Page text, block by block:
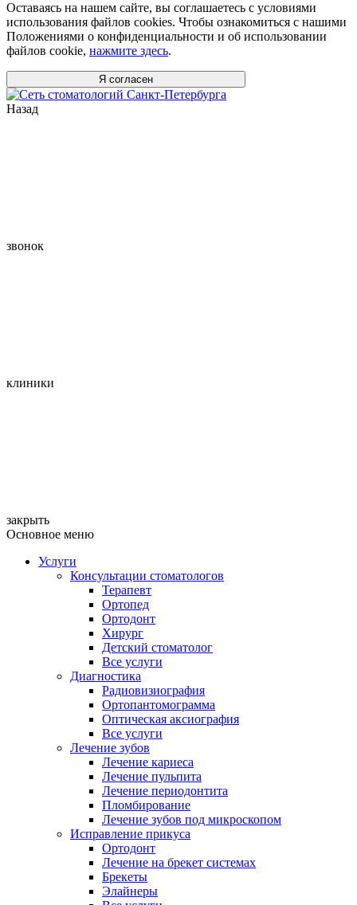
Оставаясь на нашем сайте, вы соглашаетесь с условиями
использования файлов cookies. Чтобы ознакомиться с нашими
Положениями о конфиденциальности и об использовании
файлов cookie, нажмите здесь.
Я согласен
Назад
звонок
клиники
закрыть
Основное меню
Услуги
Консультации стоматологов
Терапевт
Ортопед
Ортодонт
Хирург
Детский стоматолог
Все услуги
Диагностика
Радиовизиография
Ортопантомограмма
Оптическая аксиография
Все услуги
Лечение зубов
Лечение кариеса
Лечение пульпита
Лечение периодонтита
Пломбирование
Лечение зубов под микроскопом
Исправление прикуса
Ортодонт
Лечение на брекет системах
Брекеты
Элайнеры